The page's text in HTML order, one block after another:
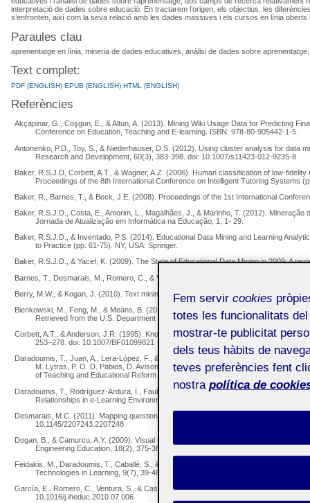
interpretació de dades sobre educació. En tractarem l’origen, els objectius, les
s’enfronten, així com la seva relació amb les dades massives i els cursos en línia
Paraules clau
aprenentatge en línia, mineria de dades educatives, anàlisi de dades sobre
Text complet:
PDF (ENGLISH) EPUB (ENGLISH) HTML (ENGLISH)
Referències
Akçapinar, G., Coşgun, E., & Altun, A. (2013). Mining Wiki Usage Data for Predicting
Conference on Education, Teaching and E-learning. ISBN: 978-80-905442-1-5.
Antonenko, P.D., Toy, S., & Niederhauser, D.S. (2012). Using cluster analysis for data
Research and Development, 60(3), 383-398. doi: 10.1007/s11423-012-9235-8
Baker, R.S.J.D, Corbett, A.T., & Wagner, A.Z. (2006). Human classification of low-
Proceedings of the 8th International Conference on Intelligent Tutoring Systems
Baker, R., Barnes, T., & Beck, J.E. (2008). Proceedings of the 1st International
Baker, R.S.J.D., Costa, E., Amorim, L., Magalhães, J., & Marinho, T. (2012).
Jornada de Atualização em Informática na Educação, 1, 1- 29.
Baker, R.S.J.D., & Inventado, P.S. (2014). Educational Data Mining and Learning
to Practice (pp. 61-75). NY, USA: Springer.
Baker, R.S.J.D., & Yacef, K. (2009). The State of Educational Data Mining in 2009: A
Barnes, T., Desmarais, M., Romero, C., & Ventura, S. (2009). Proceedings of the 2nd
Berry, M.W., & Kogan, J. (2010). Text mining: applications and theory. Wiley. ISBN: 978-
Bienkowski, M., Feng, M., & Means, B. (2012). Enhancing Teaching and Learning
Retrieved from the U.S. Department of Education website: http://tech.ed.gov/wp-
Corbett, A.T., & Anderson, J.R. (1995). Knowledge tracing: Modeling the acquisition of
253–278. doi: 10.1007/BF01099821
Daradoumis, T., Juan, A., Lera-López, F., & Faulin, J. (2010). Using Collaboration
M. Lytras, P. O. D. Pablos, D. Avison, J. Sipior, Q. Jin, W. Leal, L. Uden, M.
of Teaching and Educational Reform (pp. 271-277). Springer Berlin Heidelberg.
Daradoumis, T., Rodríguez-Ardura, I., Faulin, J., & Martínez-López, F.J. (2010). CRM
Relationships in e-Learning Environments. International Journal of Services
Desmarais, M.C. (2011). Mapping question items to skills with non-negative matrix
10.1145/2207243.2207248
Dogan, B., & Camurcu, A.Y. (2009). Visual Clustering of Multidimensional Educational
Engineering Education, 18(2), 375-382. doi: 10.1002/cae.20272
Feidakis, M., Daradoumis, T., Caballé, S., & Conesa, J. (2014). Embedding emotion
Technologies in Learning, 9(7), 39-46. doi: 10.3991/ijet.v9i7.3727
García, E., Romero, C., Ventura, S., & Castro, C. (2011). A collaborative educational
10.1016/j.iheduc.2010.07.006
Fem servir cookies
totes les funcionalitats
mostrar-te publicitat
dels teus hàbits de
teves preferències fent
nostra política de